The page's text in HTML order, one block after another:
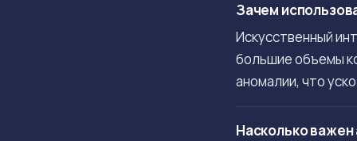
Зачем
Искусственный
большие объемы
аномалии, что
Насколько